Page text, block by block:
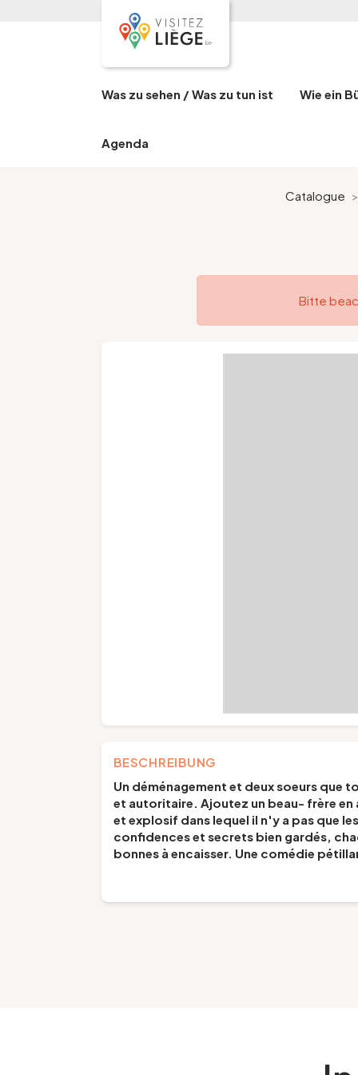
Was zu sehen / Was zu tun ist Wie ein
Agenda
Catalogue >
Bitte
BESCHREIBUNG
Un déménagement et deux soeurs
et autoritaire. Ajoutez un beau- frère
et explosif dans lequel il n'y a pas que
confidences et secrets bien gardés,
bonnes à encaisser. Une comédie